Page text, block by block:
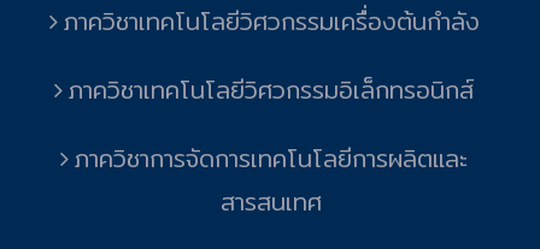
ภาควิชาเทคโนโลยีวิศวกรรมเครื่องต้นกำลัง
ภาควิชาเทคโนโลยีวิศวกรรมอิเล็กทรอนิกส์
ภาควิชาการจัดการเทคโนโลยีการผลิตและ
สารสนเทศ